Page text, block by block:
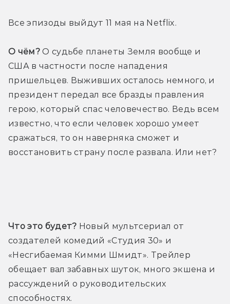
Все эпизоды выйдут 11 мая на Netflix.
О чём? О судьбе планеты Земля вообще и
США в частности после нападения
пришельцев. Выживших осталось немного, и
президент передал все бразды правления
герою, который спас человечество. Ведь всем
известно, что если человек хорошо умеет
сражаться, то он наверняка сможет и
восстановить страну после развала. Или нет?
Что это будет? Новый мультсериал от
создателей комедий «Студия 30» и
«Несгибаемая Кимми Шмидт». Трейлер
обещает вал забавных шуток, много экшена и
рассуждений о руководительских
способностях.